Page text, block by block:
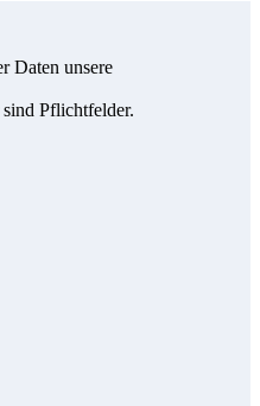
Daten unsere
Pflichtfelder.